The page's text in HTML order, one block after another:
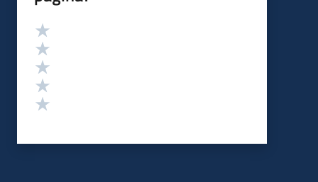
Valutazione